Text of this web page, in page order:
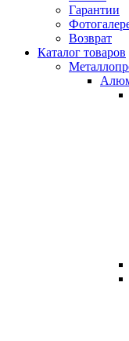
Гарантии
Возврат
Каталог товаров